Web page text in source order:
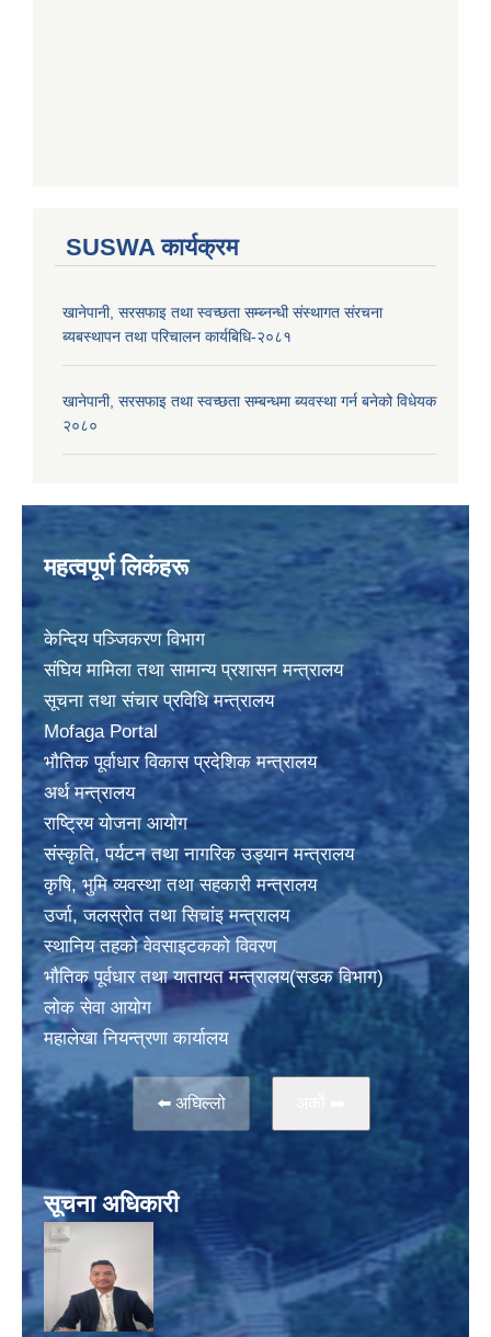
SUSWA कार्यक्रम
खानेपानी, सरसफाइ तथा स्वच्छता सम्ब्नन्धी संस्थागत संरचना
ब्यबस्थापन तथा परिचालन कार्यबिधि-२०८१
खानेपानी, सरसफाइ तथा स्वच्छता सम्बन्धमा ब्यवस्था गर्न बनेको विधेयक
२०८०
महत्वपूर्ण लिकंहरू
केन्दिय पञ्जिकरण विभाग
संघिय मामिला तथा सामान्य प्रशासन मन्त्रालय
सूचना तथा संचार प्रविधि मन्त्रालय
Mofaga Portal
भाैतिक पूर्वाधार विकास प्रदेशिक मन्त्रालय
अर्थ मन्त्रालय
राष्ट्रिय योजना आयोग
संस्कृति, पर्यटन तथा नागरिक उड्यान मन्त्रालय
कृषि, भुमि व्यवस्था तथा सहकारी मन्त्रालय
उर्जा, जलस्राेत तथा सिचांइ मन्त्रालय
स्थानिय तहकाे वेवसाइटककाे विवरण
भाैतिक पूर्वधार तथा यातायत मन्त्रालय(सडक विभाग)
लाेक सेवा आयोग
महालेखा नियन्त्रणा कार्यालय
⬅️ अघिल्लो
सूचना अधिकारी